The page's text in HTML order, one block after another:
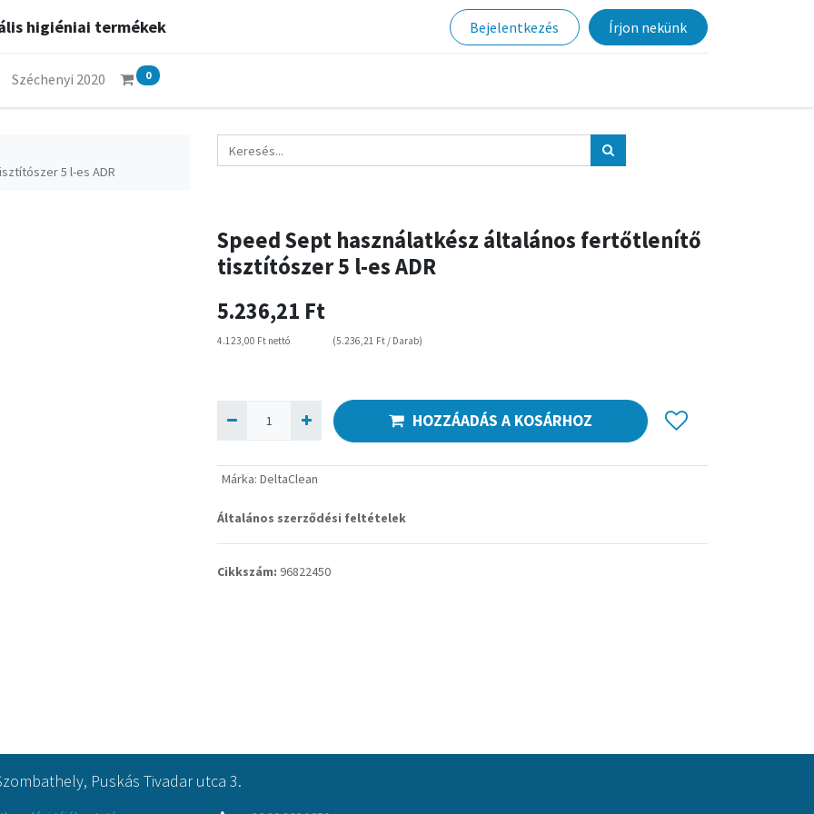
higiéniai termékek Bejelentkezés Írjon nekünk
Széchenyi 2020 0
5 l-es ADR
Speed Sept használatkész általános fertőtlenítő
tisztítószer 5 l-es ADR
5.236,21 Ft
4.123,00 Ft nettó (5.236,21 Ft / Darab)
HOZZÁADÁS A KOSÁRHOZ
Márka: DeltaClean
Általános szerződési feltételek
Cikkszám: 96822450
Puskás Tivadar utca 3.